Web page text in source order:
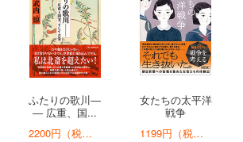
ふたりの歌川―
― 広重、国...
2200円（税込）
女たちの太平洋
戦争
1199円（税込）